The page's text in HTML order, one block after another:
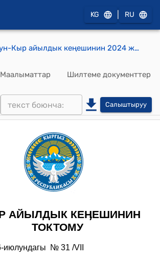
KG RU
Узун-Кыр айылдык кеңешинин 2024 жылдын 26-июлундагы № 31 /VII "Тиричилик калдыктарын ташып чыгаруунун тарифин бекитүү жөнүндө " токтому
Маалыматтар Шилтеме документтер
Салыштыруу